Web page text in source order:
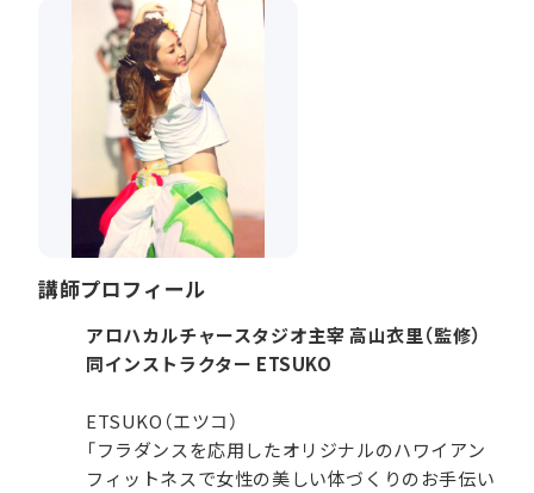
講師プロフィール
アロハカルチャースタジオ主宰 高山衣里（監修）
同インストラクター ETSUKO
ETSUKO（エツコ）
「フラダンスを応用したオリジナルのハワイアン
フィットネスで女性の美しい体づくりのお手伝い